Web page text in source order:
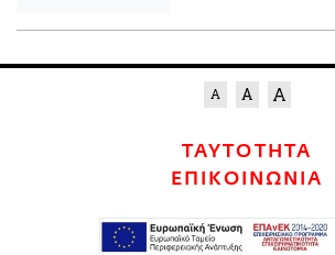
ΤΑΥΤΟΤΗΤΑ
ΕΠΙΚΟΙΝΩΝΙΑ